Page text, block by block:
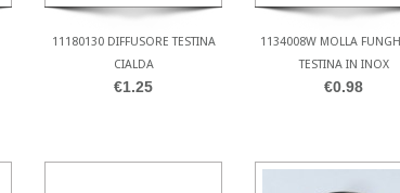
11180130 DIFFUSORE TESTINA
CIALDA
€1.25
1134008W MOLLA
TESTINA IN INOX
€0.98